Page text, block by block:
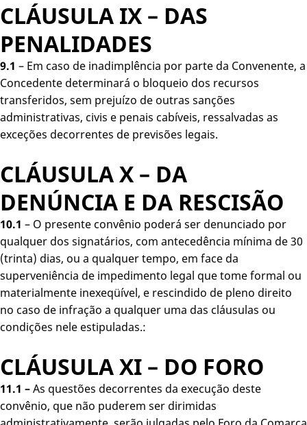
CLÁUSULA IX – DAS
PENALIDADES
9.1 – Em caso de inadimplência por parte da Convenente, a
Concedente determinará o bloqueio dos recursos
transferidos, sem prejuízo de outras sanções
administrativas, civis e penais cabíveis, ressalvadas as
exceções decorrentes de previsões legais.
CLÁUSULA X – DA
DENÚNCIA E DA RESCISÃO
10.1 – O presente convênio poderá ser denunciado por
qualquer dos signatários, com antecedência mínima de 30
(trinta) dias, ou a qualquer tempo, em face da
superveniência de impedimento legal que tome formal ou
materialmente inexeqüível, e rescindido de pleno direito
no caso de infração a qualquer uma das cláusulas ou
condições nele estipuladas.:
CLÁUSULA XI – DO FORO
11.1 –As questões decorrentes da execução deste
convênio, que não puderem ser dirimidas